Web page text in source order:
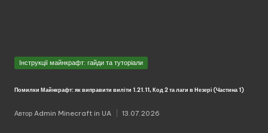
Опубліковано
Інструкції майнкрафт: гайди та туторіали
Помилки Майнкрафт: як виправити виліти 1.21.11, Код 2 та лаги в Незері (Частина 1)
Опубліковано
Автор Admin Minecraft in UA 13.07.2026